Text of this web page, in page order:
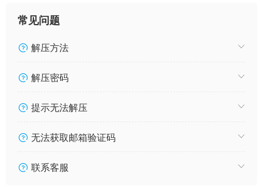
常见问题
解压方法
解压密码
提示无法解压
无法获取邮箱验证码
联系客服